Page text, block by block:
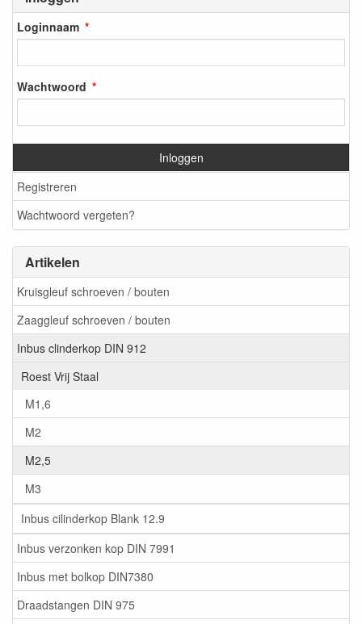
Loginnaam
Wachtwoord
Inloggen
Registreren
Wachtwoord vergeten?
Artikelen
Kruisgleuf schroeven / bouten
Zaaggleuf schroeven / bouten
Inbus clinderkop DIN 912
Roest Vrij Staal
M1,6
M2
M2,5
M3
Inbus cilinderkop Blank 12.9
Inbus verzonken kop DIN 7991
Inbus met bolkop DIN7380
Draadstangen DIN 975